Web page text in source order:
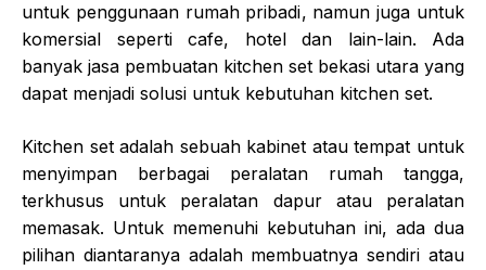
untuk penggunaan rumah pribadi, namun juga untuk
komersial seperti cafe, hotel dan lain-lain. Ada
banyak jasa pembuatan kitchen set bekasi utara yang
dapat menjadi solusi untuk kebutuhan kitchen set.
Kitchen set adalah sebuah kabinet atau tempat untuk
menyimpan berbagai peralatan rumah tangga,
terkhusus untuk peralatan dapur atau peralatan
memasak. Untuk memenuhi kebutuhan ini, ada dua
pilihan diantaranya adalah membuatnya sendiri atau